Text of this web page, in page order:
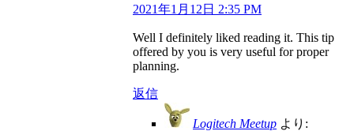
2021年1月12日 2:35 PM
Well I definitely liked reading it. This tip
offered by you is very useful for proper
planning.
返信
Logitech Meetup より: